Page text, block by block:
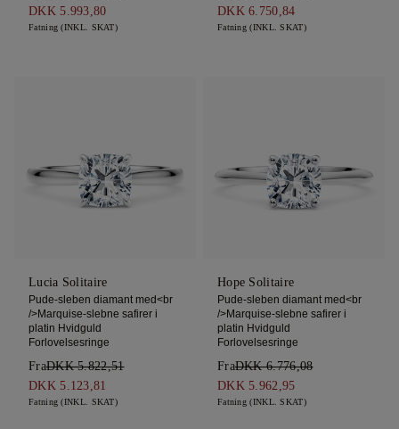
DKK 5.993,80
Fatning (INKL. SKAT)
DKK 6.750,84
Fatning (INKL. SKAT)
Lucia Solitaire
Pude-sleben diamant med<br
/>Marquise-slebne safirer i
platin Hvidguld
Forlovelsesringe
FraDKK 5.822,51
DKK 5.123,81
Fatning (INKL. SKAT)
Hope Solitaire
Pude-sleben diamant med<br
/>Marquise-slebne safirer i
platin Hvidguld
Forlovelsesringe
FraDKK 6.776,08
DKK 5.962,95
Fatning (INKL. SKAT)